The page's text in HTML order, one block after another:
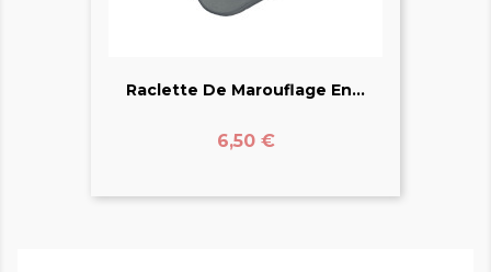
Raclette De Marouflage En...
Prix
6,50 €